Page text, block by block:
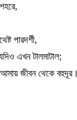
,
পারদর্শী,
এখন টালমাটাল;
জীবন থেকে বহুদূর।